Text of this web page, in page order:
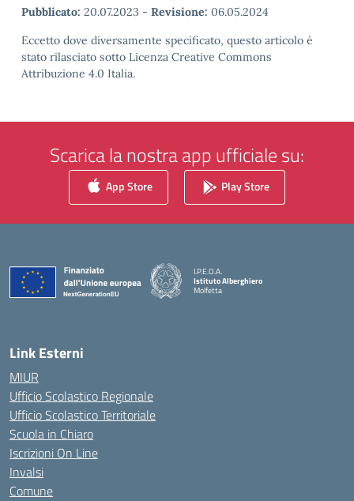
Pubblicato: 20.07.2023 - Revisione: 06.05.2024
Eccetto dove diversamente specificato, questo articolo è
stato rilasciato sotto Licenza Creative Commons
Attribuzione 4.0 Italia.
Scarica la nostra app ufficiale su:
App Store Play Store
I.P.E.O.A.
Istituto Alberghiero
Molfetta
Link Esterni
MIUR
Ufficio Scolastico Regionale
Ufficio Scolastico Territoriale
Scuola in Chiaro
Iscrizioni On Line
Invalsi
Comune